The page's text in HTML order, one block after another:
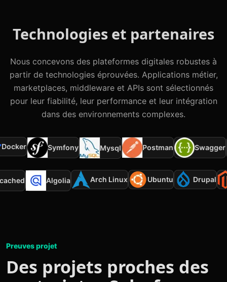
Technologies et partenaires
Nous concevons des plateformes digitales robustes à
partir de technologies éprouvées. Applications métier,
marketplaces, middleware et APIs sont sélectionnés
pour leur fiabilité, leur performance et leur intégration
dans des environnements complexes.
Symfony Mysql Postman Swagger
Algolia Arch Linux Ubuntu Drupal
Preuves projet
Des projets proches des